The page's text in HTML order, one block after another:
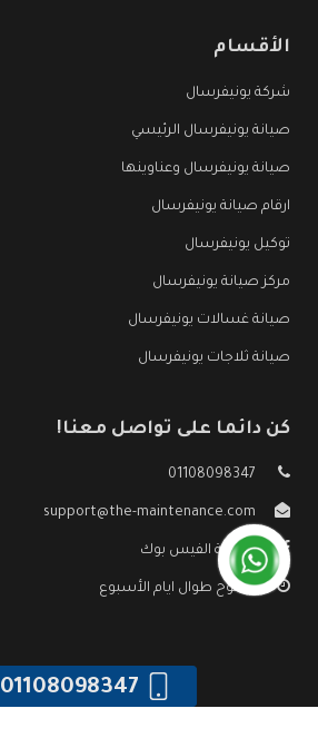
الأقسام
شركة يونيفرسال
صيانة يونيفرسال الرئيسي
صيانة يونيفرسال وعناوينها
ارقام صيانة يونيفرسال
توكيل يونيفرسال
مركز صيانة يونيفرسال
صيانة غسالات يونيفرسال
صيانة ثلاجات يونيفرسال
كن دائما على تواصل معنا!
01108098347
support@the-maintenance.com
صفحة الفيس بوك
مفتوح طوال ايام الأسبوع
01108098347